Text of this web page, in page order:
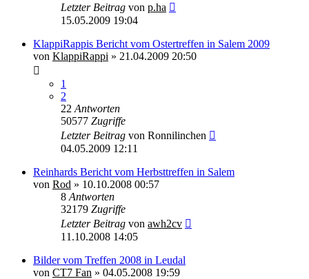
Letzter Beitrag von p.ha
15.05.2009 19:04
KlappiRappis Bericht vom Ostertreffen in Salem 2009
von KlappiRappi » 21.04.2009 20:50
1
2
22 Antworten
50577 Zugriffe
Letzter Beitrag von Ronnilinchen
04.05.2009 12:11
Reinhards Bericht vom Herbsttreffen in Salem
von Rod » 10.10.2008 00:57
8 Antworten
32179 Zugriffe
Letzter Beitrag von awh2cv
11.10.2008 14:05
Bilder vom Treffen 2008 in Leudal
von CT7 Fan » 04.05.2008 19:59